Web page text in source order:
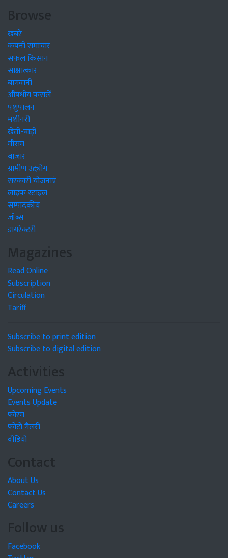
Browse
खबरें
कंपनी समाचार
सफल किसान
साक्षात्कार
बागवानी
औषधीय फसलें
पशुपालन
मशीनरी
खेती-बाड़ी
मौसम
बाजार
ग्रामीण उद्द्योग
सरकारी योजनाएं
लाइफ स्टाइल
सम्पादकीय
जॉब्स
डायरेक्टरी
Magazines
Read Online
Subscription
Circulation
Tariff
Subscribe to print edition
Subscribe to digital edition
Activities
Upcoming Events
Events Update
फोरम
फोटो गैलरी
वीडियो
Contact
About Us
Contact Us
Careers
Follow us
Facebook